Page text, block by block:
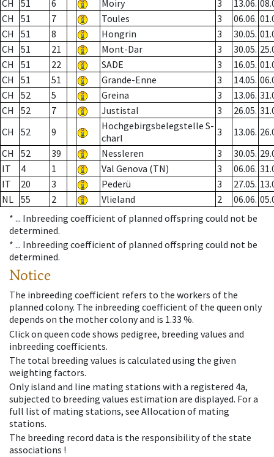
CH 51 6 Moiry 3 13.06.
CH
51 7 Toules 3 06.06.
CH
51 8 Hongrin 3 30.05.
CH
51 21 Mont-Dar 3 30.05.
CH
51 22 SADE 3 16.05.
CH
51 51 Grande-Enne 3 14.05.
CH
52 5 Greina 3 13.06.
CH
52 7 Justistal 3 26.05.
CH
52 9
Hochgebirgsbelegstelle S-
charl
3 13.06.
CH
52 39 Nessleren 3 30.05.
IT
4 1 Val Genova (TN) 3 06.06.
IT
20 3 Pederü 3 27.05.
NL 55 2 Vlieland 2 06.06.
* ... Inbreeding coefficient of planned offspring could not be
determined.
* ... Inbreeding coefficient of planned offspring could not be
determined.
Notice
The inbreeding coefficient refers to the workers of the
planned colony. The inbreeding coefficient of the queen only
depends on the mother colony and is 1.33 %.
Click on queen code shows pedigree, breeding values and
inbreeding coefficients.
The total breeding values is calculated using the given
weighting factors.
Only island and line mating stations with a registered 4a,
subjected to breeding values estimation are displayed. For a
full list of mating stations, see Allocation of mating
stations.
The breeding record data is the responsibility of the state
associations !